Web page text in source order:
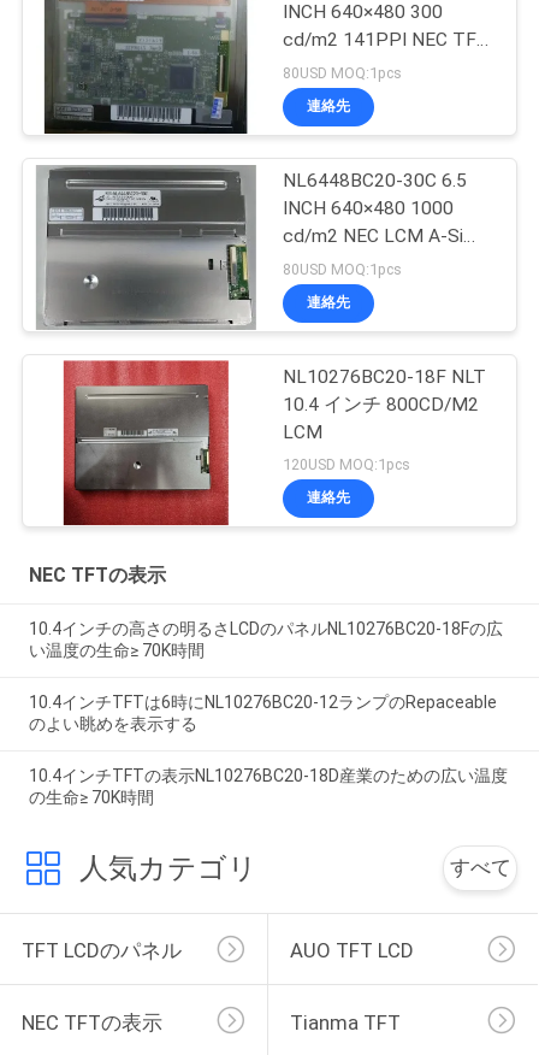
INCH 640×480 300
cd/m2 141PPI NEC TFT
パネル
80USD MOQ:1pcs
連絡先
NL6448BC20-30C 6.5
INCH 640×480 1000
cd/m2 NEC LCM A-Si
TFT LCD
80USD MOQ:1pcs
連絡先
NL10276BC20-18F NLT
10.4 インチ 800CD/M2
LCM
120USD MOQ:1pcs
連絡先
NEC TFTの表示
10.4インチの高さの明るさLCDのパネルNL10276BC20-18Fの広
い温度の生命≥ 70K時間
10.4インチTFTは6時にNL10276BC20-12ランプのRepaceable
のよい眺めを表示する
10.4インチTFTの表示NL10276BC20-18D産業のための広い温度
の生命≥ 70K時間
人気カテゴリ すべて
TFT LCDのパネル AUO TFT LCD
NEC TFTの表示 Tianma TFT